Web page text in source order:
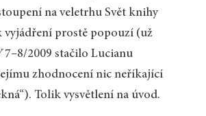
na veletrhu Svět knihy
vyjádření prostě popouzí (už
7–8/2009 stačilo Lucianu
zhodnocení nic neříkající
Tolik vysvětlení na úvod.